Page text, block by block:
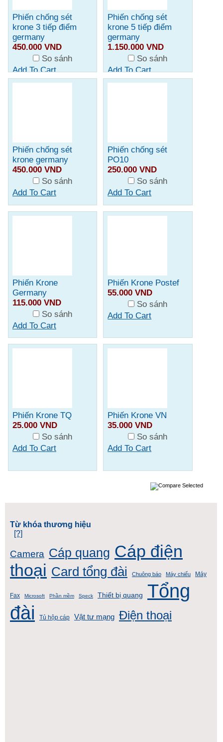
Phiến chống sét
krone 3 tiếp điểm
germany
450.000 VND
So sánh
Add To Cart
Phiến chống sét
krone 5 tiếp điểm
germany
1.150.000 VND
So sánh
Add To Cart
Phiến chống sét
krone germany
450.000 VND
So sánh
Add To Cart
Phiến chống sét
PO10
250.000 VND
So sánh
Add To Cart
Phiến Krone
Germany
115.000 VND
So sánh
Add To Cart
Phiến Krone Postef
55.000 VND
So sánh
Add To Cart
Phiến Krone TQ
25.000 VND
So sánh
Add To Cart
Phiến Krone VN
35.000 VND
So sánh
Add To Cart
Từ khóa thương hiệu
[?]
Camera Cáp quang Cáp điện
thoại Card tổng đài Chuông báo Máy chiếu Máy
Fax Microsoft Phần mềm Speck Thiết bị quang
Tổng
đài
Tủ hộp cáp Vật tư mạng Điện thoại